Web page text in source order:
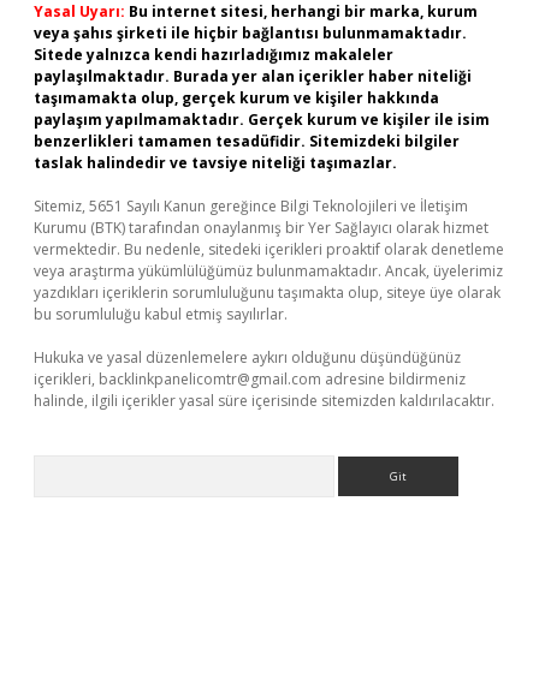
Yasal Uyarı: Bu internet sitesi, herhangi bir marka, kurum
veya şahıs şirketi ile hiçbir bağlantısı bulunmamaktadır.
Sitede yalnızca kendi hazırladığımız makaleler
paylaşılmaktadır. Burada yer alan içerikler haber niteliği
taşımamakta olup, gerçek kurum ve kişiler hakkında
paylaşım yapılmamaktadır. Gerçek kurum ve kişiler ile isim
benzerlikleri tamamen tesadüfidir. Sitemizdeki bilgiler
taslak halindedir ve tavsiye niteliği taşımazlar.
Sitemiz, 5651 Sayılı Kanun gereğince Bilgi Teknolojileri ve İletişim
Kurumu (BTK) tarafından onaylanmış bir Yer Sağlayıcı olarak hizmet
vermektedir. Bu nedenle, sitedeki içerikleri proaktif olarak denetleme
veya araştırma yükümlülüğümüz bulunmamaktadır. Ancak, üyelerimiz
yazdıkları içeriklerin sorumluluğunu taşımakta olup, siteye üye olarak
bu sorumluluğu kabul etmiş sayılırlar.
Hukuka ve yasal düzenlemelere aykırı olduğunu düşündüğünüz
içerikleri, backlinkpanelicomtr@gmail.com adresine bildirmeniz
halinde, ilgili içerikler yasal süre içerisinde sitemizden kaldırılacaktır.